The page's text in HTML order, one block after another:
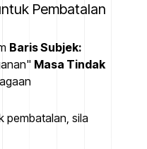
Pembatalan
Baris Subjek:
Masa Tindak
pembatalan, sila